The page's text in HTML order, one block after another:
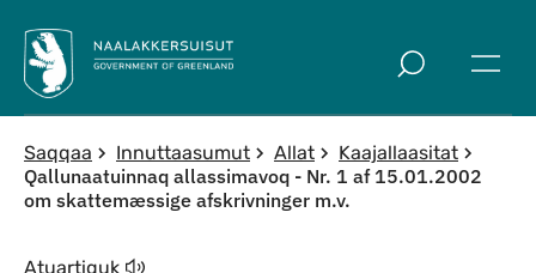
Saqqaa Innuttaasumut Allat Kaajallaasitat
Qallunaatuinnaq allassimavoq - Nr. 1 af 15.01.2002
om skattemæssige afskrivninger m.v.
Atuartiguk